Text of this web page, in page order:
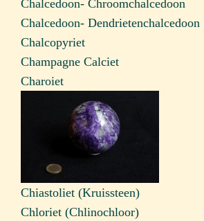
Chalcedoon- Chroomchalcedoon
Chalcedoon- Dendrietenchalcedoon
Chalcopyriet
Champagne Calciet
Charoiet
Chiastoliet (Kruissteen)
Chloriet (Chlinochloor)